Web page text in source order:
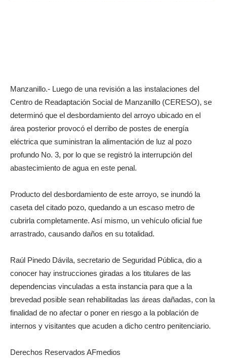
Manzanillo.- Luego de una revisión a las instalaciones del
Centro de Readaptación Social de Manzanillo (CERESO), se
determinó que el desbordamiento del arroyo ubicado en el
área posterior provocó el derribo de postes de energía
eléctrica que suministran la alimentación de luz al pozo
profundo No. 3, por lo que se registró la interrupción del
abastecimiento de agua en este penal.
Producto del desbordamiento de este arroyo, se inundó la
caseta del citado pozo, quedando a un escaso metro de
cubrirla completamente. Así mismo, un vehículo oficial fue
arrastrado, causando daños en su totalidad.
Raúl Pinedo Dávila, secretario de Seguridad Pública, dio a
conocer hay instrucciones giradas a los titulares de las
dependencias vinculadas a esta instancia para que a la
brevedad posible sean rehabilitadas las áreas dañadas, con la
finalidad de no afectar o poner en riesgo a la población de
internos y visitantes que acuden a dicho centro penitenciario.
Derechos Reservados AFmedios